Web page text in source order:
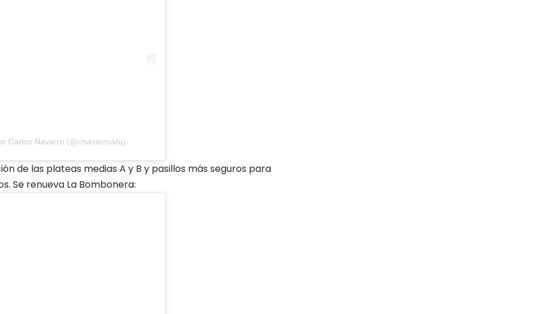
Carlos Navarro (@cnavarroarq)
de las plateas medias A y B y pasillos más seguros para
Se renueva La Bombonera: